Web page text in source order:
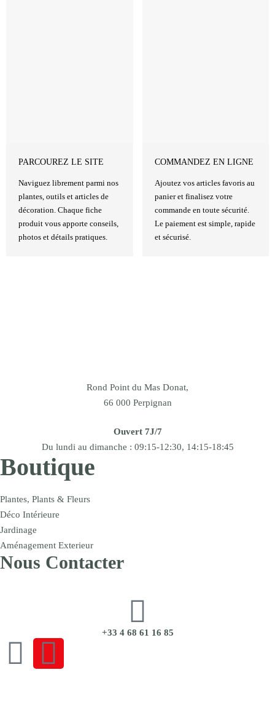
PARCOUREZ LE SITE
Naviguez librement parmi nos
plantes, outils et articles de
décoration. Chaque fiche
produit vous apporte conseils,
photos et détails pratiques.
COMMANDEZ EN LIGNE
Ajoutez vos articles favoris au
panier et finalisez votre
commande en toute sécurité.
Le paiement est simple, rapide
et sécurisé.
Rond Point du Mas Donat,
66 000 Perpignan
Ouvert 7J/7
Du lundi au dimanche : 09:15-12:30, 14:15-18:45
Boutique
Plantes, Plants & Fleurs
Déco Intérieure
Jardinage
Aménagement Exterieur
Nous Contacter
+33 4 68 61 16 85